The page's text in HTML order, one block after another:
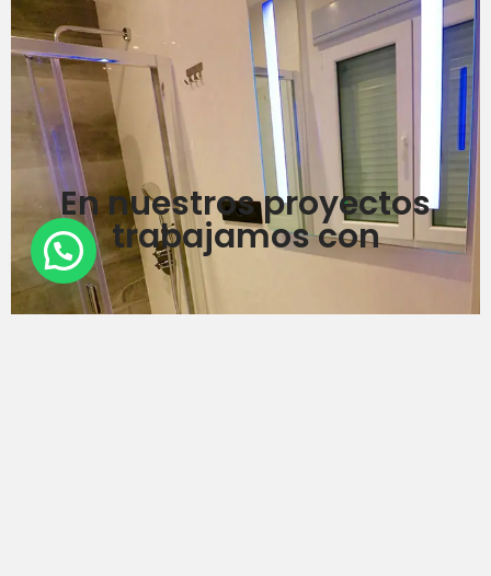
En nuestros proyectos
trabajamos con